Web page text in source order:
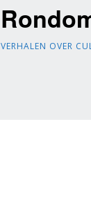
VERHALEN OVER